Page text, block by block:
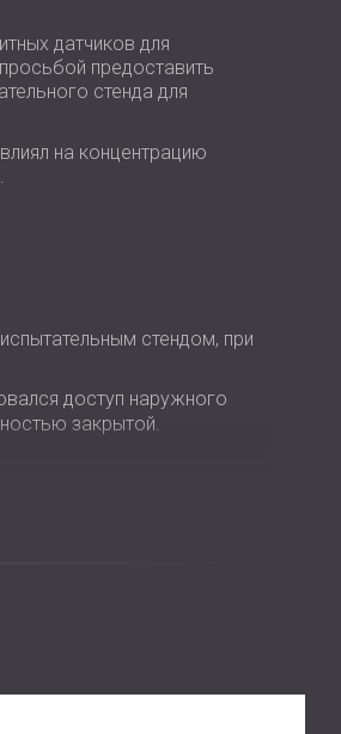
SOUTH AFRICA | ZA
датчиков для
предоставить
стенда для
на концентрацию
стендом, при
доступ наружного
закрытой.
местах